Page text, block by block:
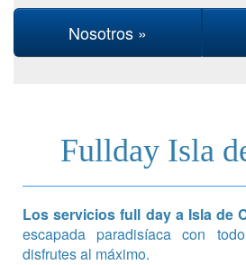
Nosotros »
Fullday Isla
Los servicios full day a Isla de
escapada paradisíaca con
disfrutes al máximo.